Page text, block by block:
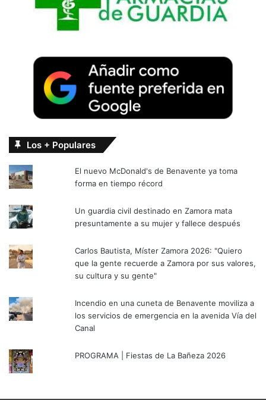
Los + Populares
El nuevo McDonald's de Benavente ya toma
forma en tiempo récord
Un guardia civil destinado en Zamora mata
presuntamente a su mujer y fallece después
Carlos Bautista, Míster Zamora 2026: "Quiero
que la gente recuerde a Zamora por sus valores,
su cultura y su gente"
Incendio en una cuneta de Benavente moviliza a
los servicios de emergencia en la avenida Vía del
Canal
PROGRAMA | Fiestas de La Bañeza 2026